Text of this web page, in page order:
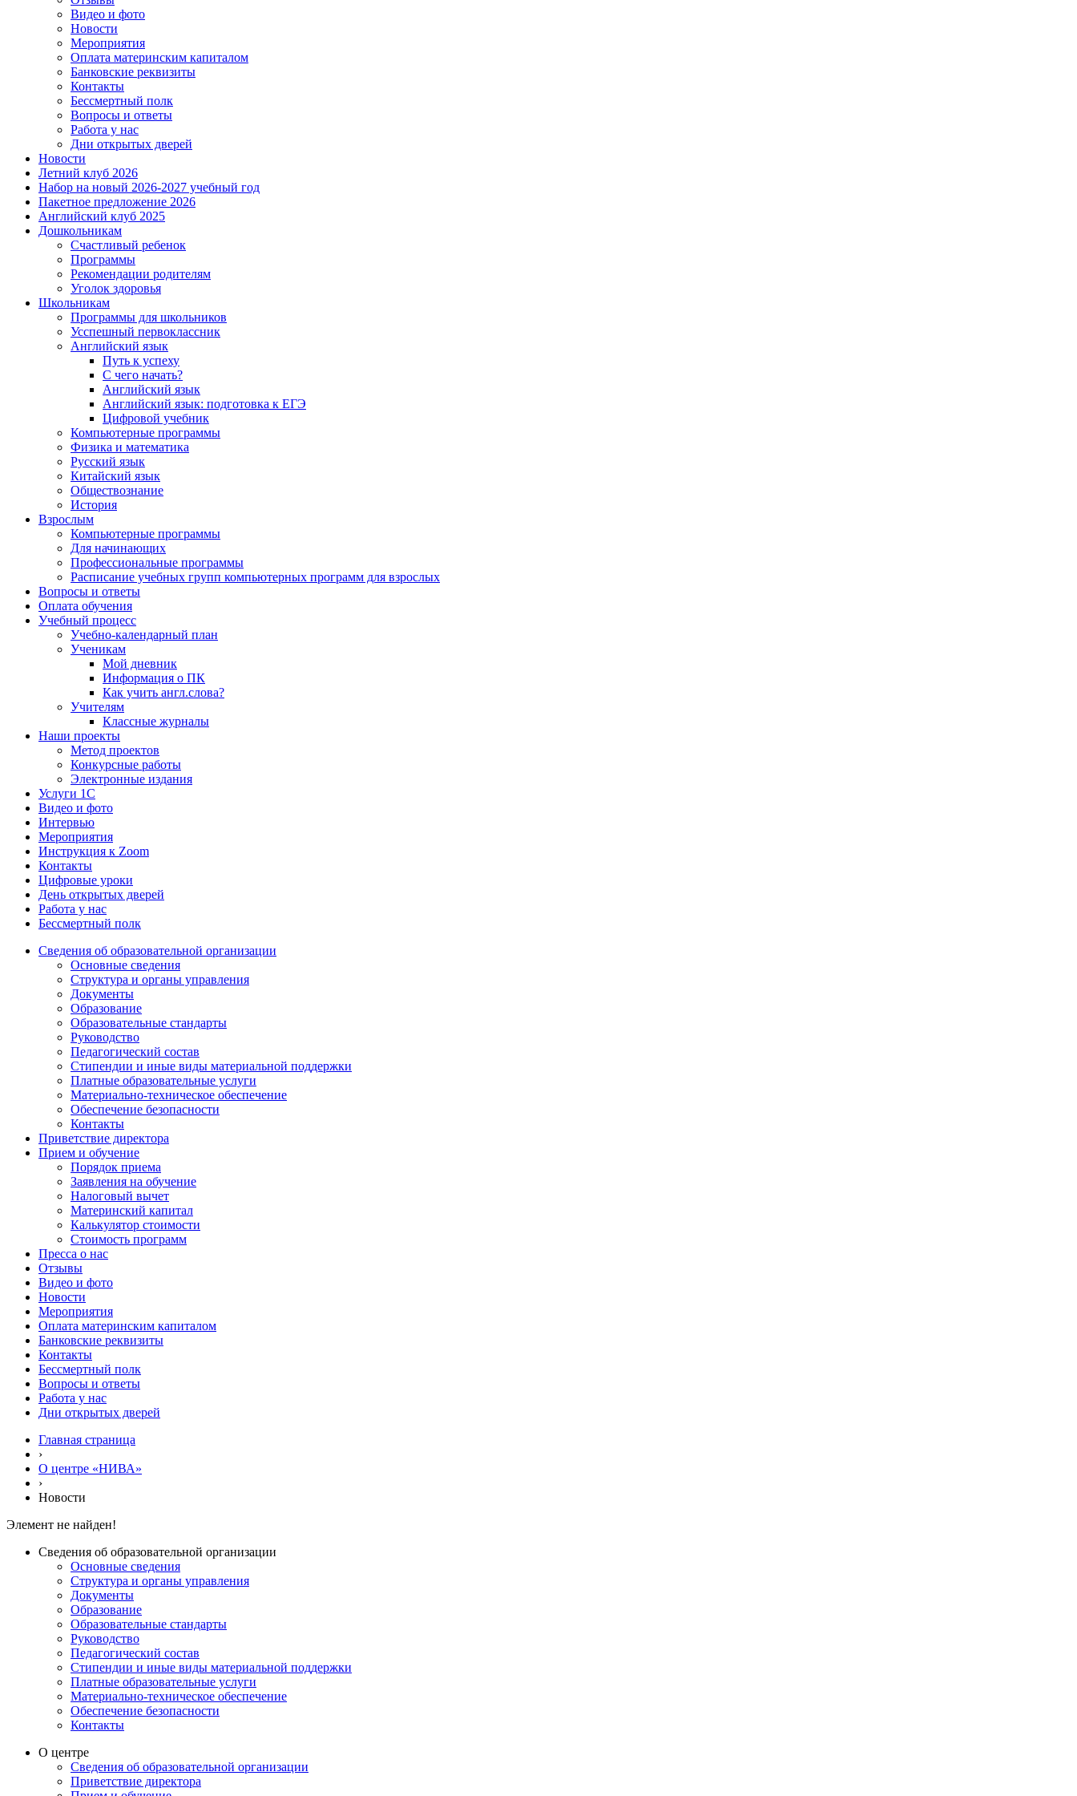
Видео и фото
Новости
Мероприятия
Оплата материнским капиталом
Банковские реквизиты
Контакты
Бессмертный полк
Вопросы и ответы
Работа у нас
Дни открытых дверей
Новости
Летний клуб 2026
Набор на новый 2026-2027 учебный год
Пакетное предложение 2026
Английский клуб 2025
Дошкольникам
Счастливый ребенок
Программы
Рекомендации родителям
Уголок здоровья
Школьникам
Программы для школьников
Усспешный первоклассник
Английский язык
Путь к успеху
С чего начать?
Английский язык
Английский язык: подготовка к ЕГЭ
Цифровой учебник
Компьютерные программы
Физика и математика
Русский язык
Китайский язык
Обществознание
История
Взрослым
Компьютерные программы
Для начинающих
Профессиональные программы
Расписание учебных групп компьютерных программ для взрослых
Вопросы и ответы
Оплата обучения
Учебный процесс
Учебно-календарный план
Ученикам
Мой дневник
Информация о ПК
Как учить англ.слова?
Учителям
Классные журналы
Наши проекты
Метод проектов
Конкурсные работы
Электронные издания
Услуги 1C
Видео и фото
Интервью
Мероприятия
Инструкция к Zoom
Контакты
Цифровые уроки
День открытых дверей
Работа у нас
Бессмертный полк
Сведения об образовательной организации
Основные сведения
Структура и органы управления
Документы
Образование
Образовательные стандарты
Руководство
Педагогический состав
Стипендии и иные виды материальной поддержки
Платные образовательные услуги
Материально-техническое обеспечение
Обеспечение безопасности
Контакты
Приветствие директора
Прием и обучение
Порядок приема
Заявления на обучение
Налоговый вычет
Материнский капитал
Калькулятор стоимости
Стоимость программ
Пресса о нас
Отзывы
Видео и фото
Новости
Мероприятия
Оплата материнским капиталом
Банковские реквизиты
Контакты
Бессмертный полк
Вопросы и ответы
Работа у нас
Дни открытых дверей
Главная страница
›
О центре «НИВА»
›
Новости
Элемент не найден!
Сведения об образовательной организации
Основные сведения
Структура и органы управления
Документы
Образование
Образовательные стандарты
Руководство
Педагогический состав
Стипендии и иные виды материальной поддержки
Платные образовательные услуги
Материально-техническое обеспечение
Обеспечение безопасности
Контакты
О центре
Сведения об образовательной организации
Приветствие директора